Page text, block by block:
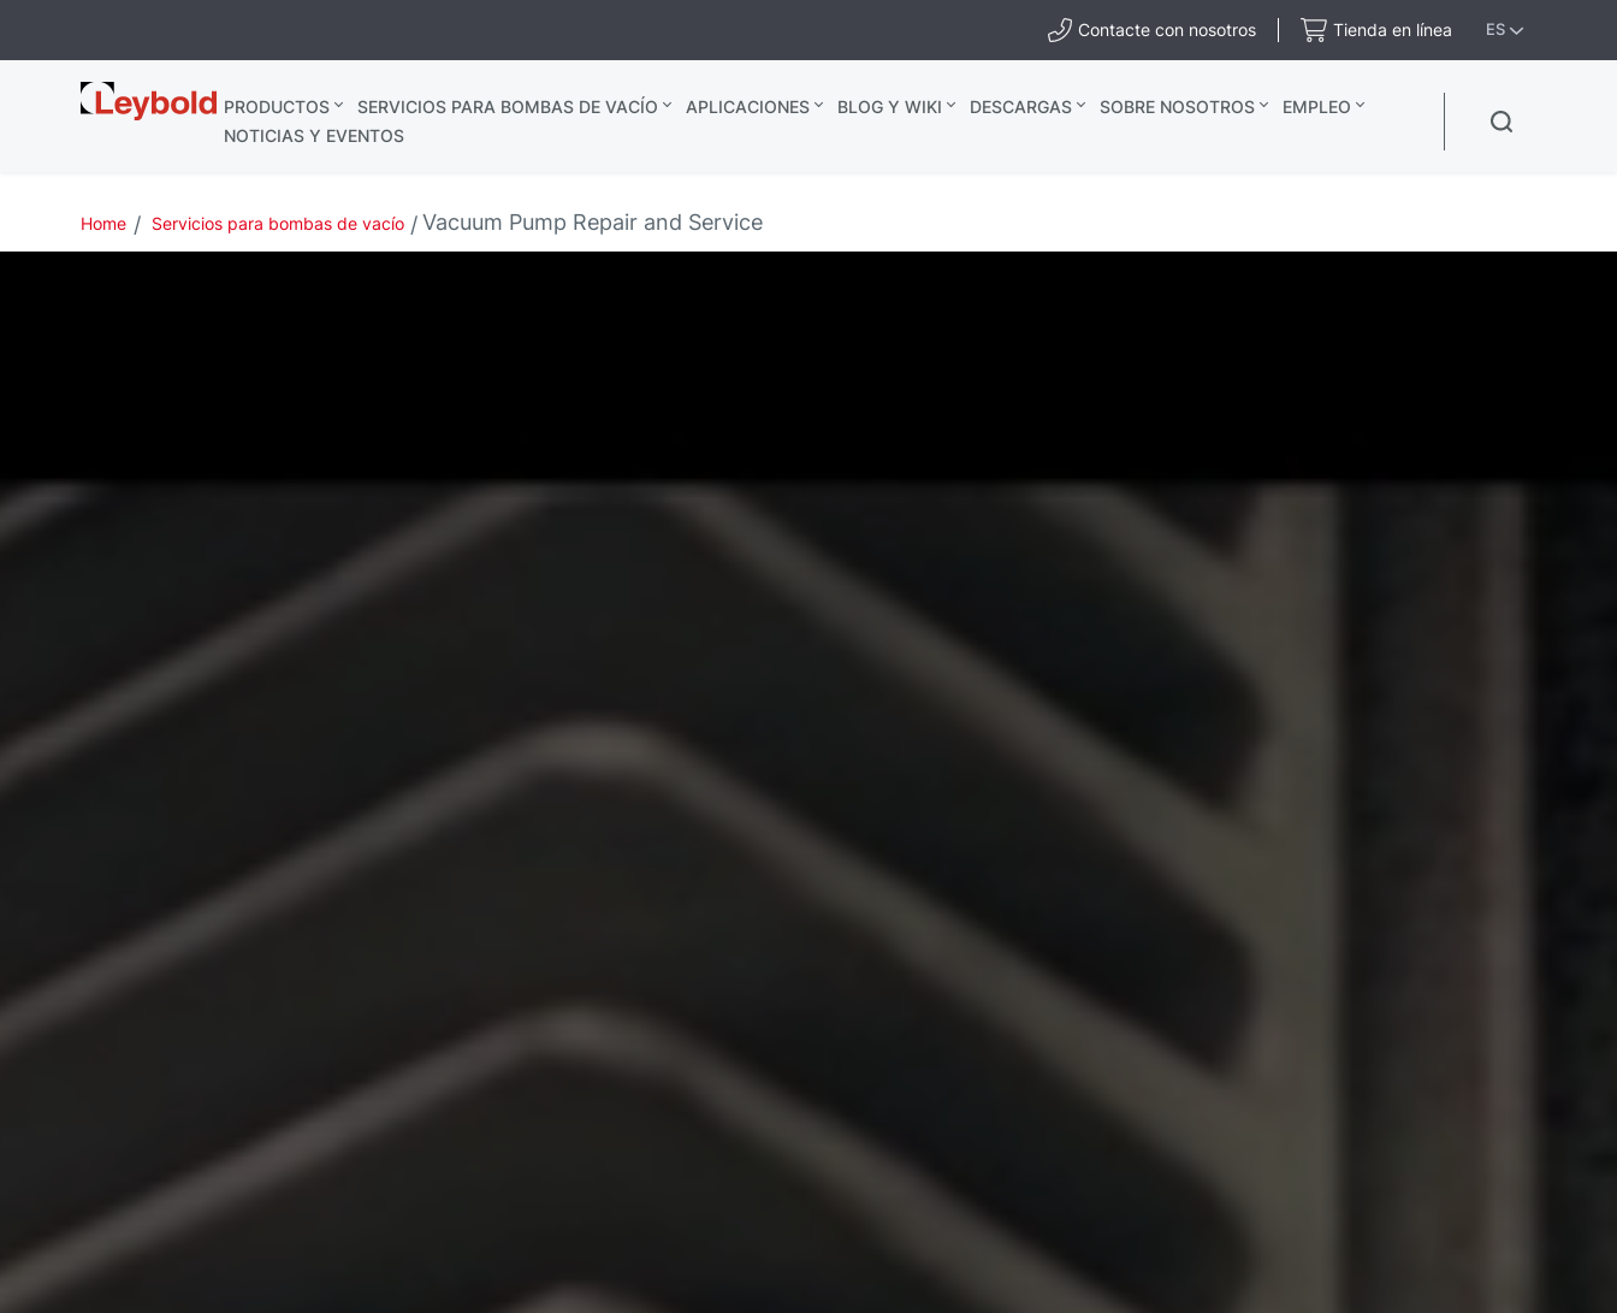
Contacte con nosotros Tienda en línea ES
Leybold
España
PRODUCTOS SERVICIOS PARA BOMBAS DE VACÍO APLICACIONES BLOG Y WIKI DESCARGAS SOBRE NOSOTROS
EMPLEO
NOTICIAS Y EVENTOS
Home Servicios para bombas de vacío Vacuum Pump Repair and Service